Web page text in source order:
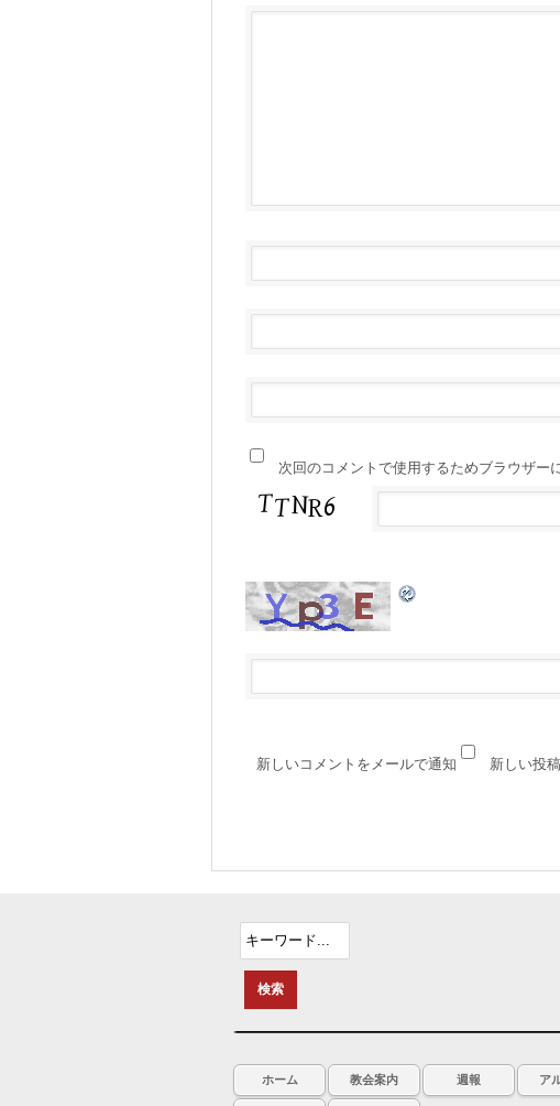
次回のコメントで使用するためブラウザー
新しいコメントをメールで通知 新しい投
ホーム 教会案内 週報 ア